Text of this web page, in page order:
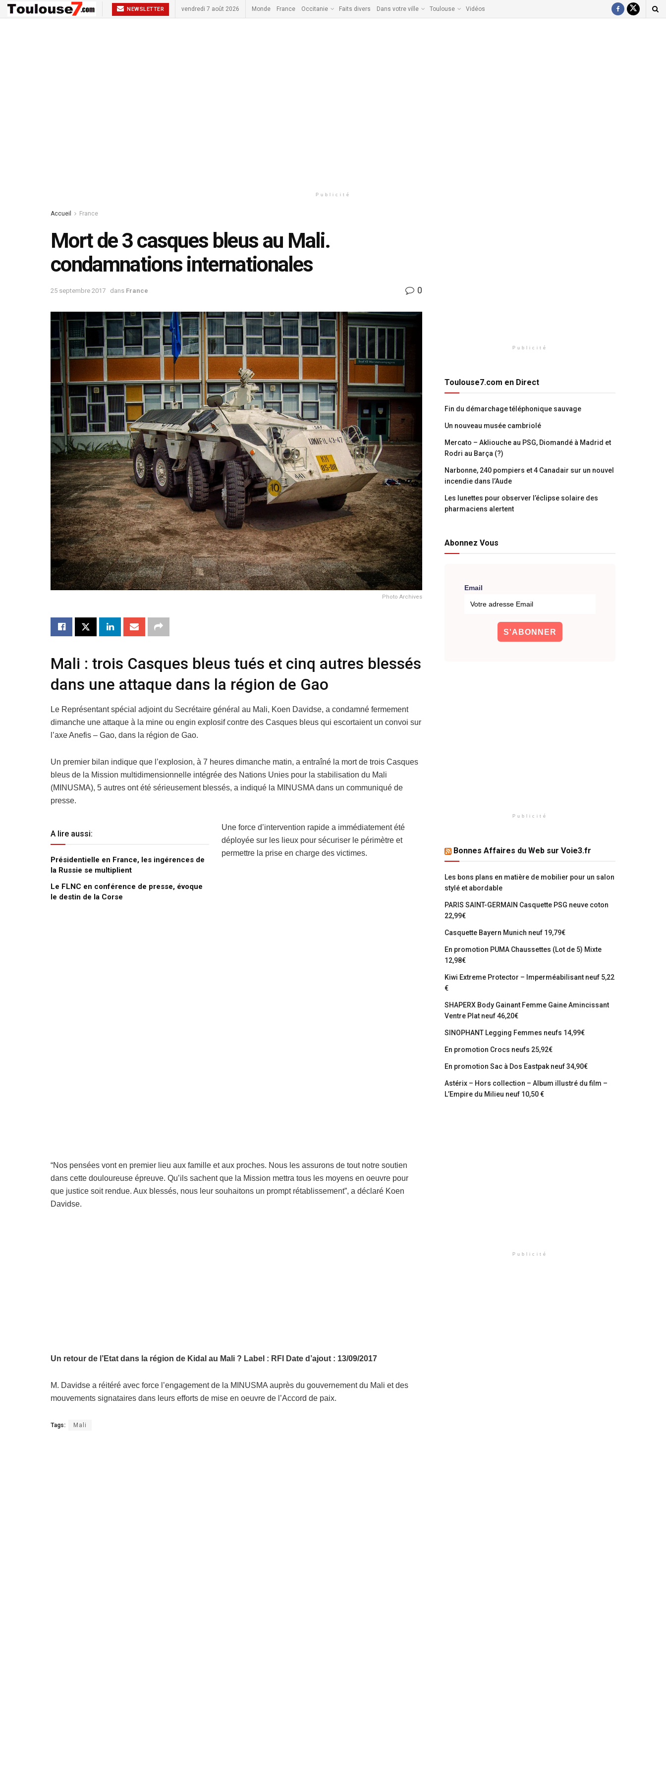
NEWSLETTER vendredi 7 août 2026 Monde France Occitanie Faits divers Dans votre ville Toulouse Vidéos
Publicité
Accueil France
Mort de 3 casques bleus au Mali.
condamnations internationales
25 septembre 2017 dans France 0
Photo Archives
Mali : trois Casques bleus tués et cinq autres blessés
dans une attaque dans la région de Gao
Le Représentant spécial adjoint du Secrétaire général au Mali, Koen Davidse, a condamné fermement
dimanche une attaque à la mine ou engin explosif contre des Casques bleus qui escortaient un convoi sur
l’axe Anefis – Gao, dans la région de Gao.
Un premier bilan indique que l’explosion, à 7 heures dimanche matin, a entraîné la mort de trois Casques
bleus de la Mission multidimensionnelle intégrée des Nations Unies pour la stabilisation du Mali
(MINUSMA), 5 autres ont été sérieusement blessés, a indiqué la MINUSMA dans un communiqué de
presse.
A lire aussi:
Présidentielle en France, les ingérences de
la Russie se multiplient
Le FLNC en conférence de presse, évoque
le destin de la Corse
Une force d’intervention rapide a immédiatement été
déployée sur les lieux pour sécuriser le périmètre et
permettre la prise en charge des victimes.
“Nos pensées vont en premier lieu aux famille et aux proches. Nous les assurons de tout notre soutien
dans cette douloureuse épreuve. Qu’ils sachent que la Mission mettra tous les moyens en oeuvre pour
que justice soit rendue. Aux blessés, nous leur souhaitons un prompt rétablissement”, a déclaré Koen
Davidse.
Un retour de l’Etat dans la région de Kidal au Mali ? Label : RFI Date d’ajout : 13/09/2017
M. Davidse a réitéré avec force l’engagement de la MINUSMA auprès du gouvernement du Mali et des
mouvements signataires dans leurs efforts de mise en oeuvre de l’Accord de paix.
Tags: Mali
Publicité
Toulouse7.com en Direct
Fin du démarchage téléphonique sauvage
Un nouveau musée cambriolé
Mercato – Akliouche au PSG, Diomandé à Madrid et
Rodri au Barça (?)
Narbonne, 240 pompiers et 4 Canadair sur un nouvel
incendie dans l’Aude
Les lunettes pour observer l’éclipse solaire des
pharmaciens alertent
Abonnez Vous
Email
Publicité
Bonnes Affaires du Web sur Voie3.fr
Les bons plans en matière de mobilier pour un salon
stylé et abordable
PARIS SAINT-GERMAIN Casquette PSG neuve coton
22,99€
Casquette Bayern Munich neuf 19,79€
En promotion PUMA Chaussettes (Lot de 5) Mixte
12,98€
Kiwi Extreme Protector – Imperméabilisant neuf 5,22
€
SHAPERX Body Gainant Femme Gaine Amincissant
Ventre Plat neuf 46,20€
SINOPHANT Legging Femmes neufs 14,99€
En promotion Crocs neufs 25,92€
En promotion Sac à Dos Eastpak neuf 34,90€
Astérix – Hors collection – Album illustré du film –
L’Empire du Milieu neuf 10,50 €
Publicité